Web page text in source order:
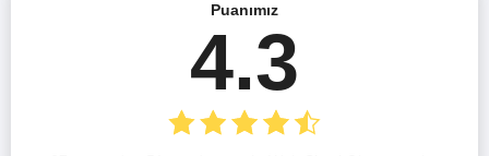
Puanımız
4.3